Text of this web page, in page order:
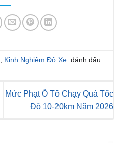
Kinh Nghiệm Độ Xe . đánh dấu
Mức Phạt Ô Tô Chạy Quá Tốc
Độ 10-20km Năm 2026